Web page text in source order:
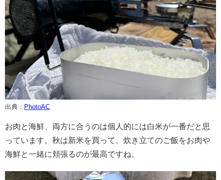
出典： PhotoAC
お肉と海鮮、両方に合うのは個人的には白米が一番だと思
っています。秋は新米を買って、炊き立てのご飯をお肉や
海鮮と一緒に頬張るのが最高ですね。